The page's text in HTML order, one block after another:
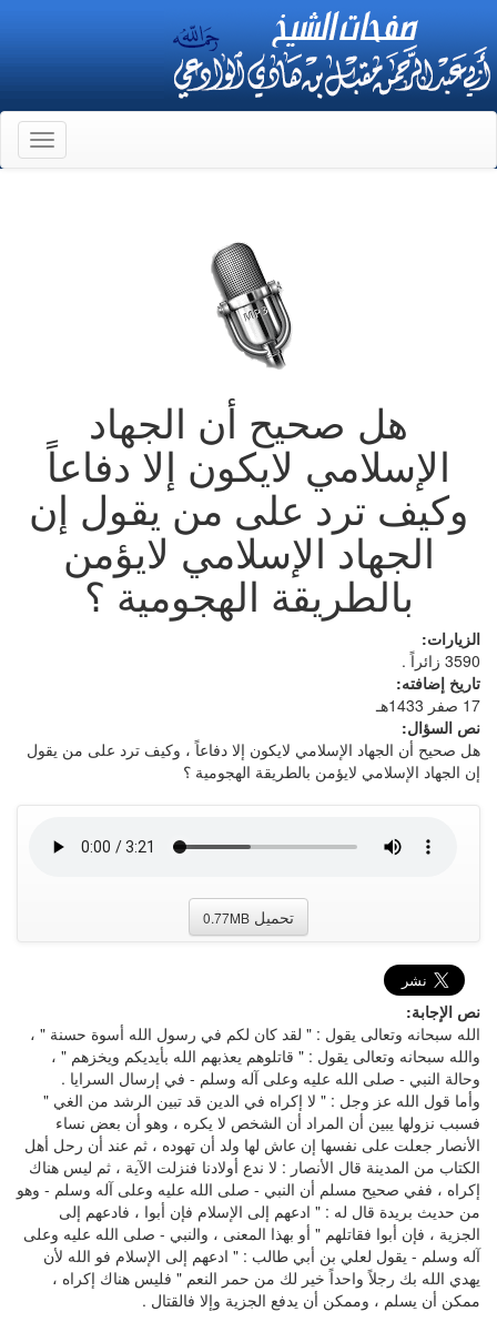
هل صحيح أن الجهاد
الإسلامي لايكون إلا دفاعاً
وكيف ترد على من يقول إن
الجهاد الإسلامي لايؤمن
بالطريقة الهجومية ؟
الزيارات:
3590 زائراً .
تاريخ إضافته:
17 صفر 1433هـ
نص السؤال:
هل صحيح أن الجهاد الإسلامي لايكون إلا دفاعاً ، وكيف ترد على من يقول
إن الجهاد الإسلامي لايؤمن بالطريقة الهجومية ؟
تحميل 0.77MB
نص الإجابة:
الله سبحانه وتعالى يقول : " لقد كان لكم في رسول الله أسوة حسنة " ،
والله سبحانه وتعالى يقول : " قاتلوهم يعذبهم الله بأيديكم ويخزهم " ،
وحالة النبي - صلى الله عليه وعلى آله وسلم - في إرسال السرايا .
وأما قول الله عز وجل : " لا إكراه في الدين قد تبين الرشد من الغي "
فسبب نزولها يبين أن المراد أن الشخص لا يكره ، وهو أن بعض نساء
الأنصار جعلت على نفسها إن عاش لها ولد أن تهوده ، ثم عند أن رحل أهل
الكتاب من المدينة قال الأنصار : لا ندع أولادنا فنزلت الآية ، ثم ليس هناك
إكراه ، ففي صحيح مسلم أن النبي - صلى الله عليه وعلى آله وسلم - وهو
من حديث بريدة قال له : " ادعهم إلى الإسلام فإن أبوا ، فادعهم إلى
الجزية ، فإن أبوا فقاتلهم " أو بهذا المعنى ، والنبي - صلى الله عليه وعلى
آله وسلم - يقول لعلي بن أبي طالب : " ادعهم إلى الإسلام فو الله لأن
يهدي الله بك رجلاً واحداً خير لك من حمر النعم " فليس هناك إكراه ،
ممكن أن يسلم ، وممكن أن يدفع الجزية وإلا فالقتال .